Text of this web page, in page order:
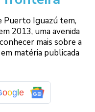
Puerto Iguazú tem,
2013, uma avenida
mais sobre a
matéria publicada
oog e